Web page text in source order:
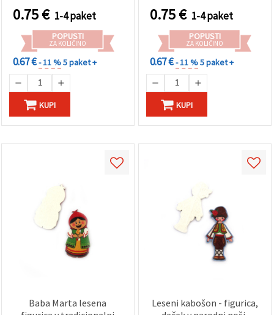
za dekoracijo, DIY,
scrapbooking in izdelavo
voščilnic
0.75€ 1-4 paket
POPUSTI
ZA KOLIČINO
0.67 €- 11 %5 paket +
KUPI
5 kosov za DIY ustvarjanje,
scrapbooking in domačo
dekoracijo
0.75€ 1-4 paket
POPUSTI
ZA KOLIČINO
0.67 €- 11 %5 paket +
KUPI
Baba Marta lesena
Leseni kabošon - figurica,